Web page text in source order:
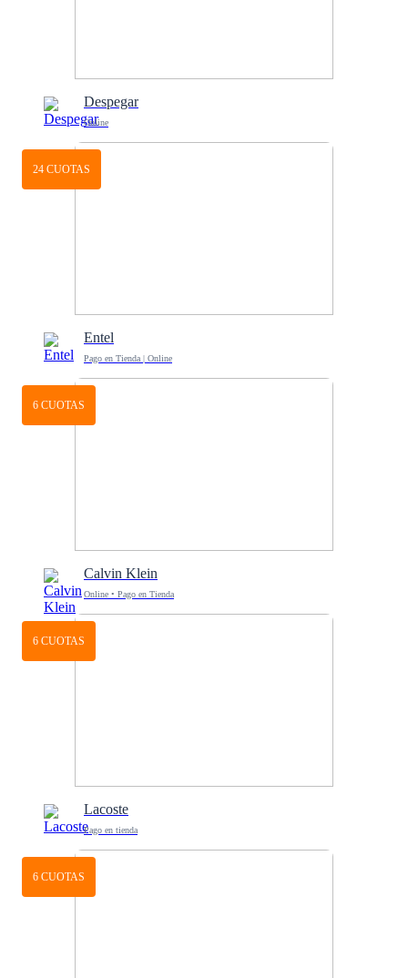
Despegar
Online
24 CUOTAS
Entel
Pago en Tienda | Online
6 CUOTAS
Calvin Klein
Online • Pago en Tienda
6 CUOTAS
Lacoste
Pago en tienda
6 CUOTAS